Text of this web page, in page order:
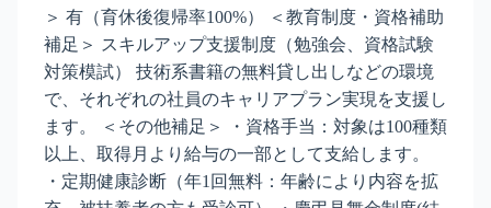
＞ 有（育休後復帰率100%） ＜教育制度・資格補助
補足＞ スキルアップ支援制度（勉強会、資格試験
対策模試） 技術系書籍の無料貸し出しなどの環境
で、それぞれの社員のキャリアプラン実現を支援し
ます。 ＜その他補足＞ ・資格手当：対象は100種類
以上、取得月より給与の一部として支給します。
・定期健康診断（年1回無料：年齢により内容を拡